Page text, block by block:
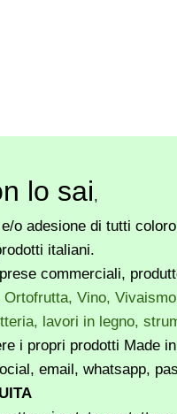
lo sai,
o adesione di tutti
italiani.
commerciali,
Vino,
lavori in legno,
i propri prodotti Made
email, whatsapp,